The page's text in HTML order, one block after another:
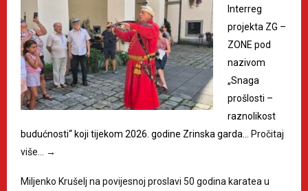
Interreg
projekta ZG –
ZONE pod
nazivom
„Snaga
prošlosti –
raznolikost
budućnosti“ koji tijekom 2026. godine Zrinska garda… Pročitaj
više…
→
Miljenko Krušelj na povijesnoj proslavi 50 godina karatea u